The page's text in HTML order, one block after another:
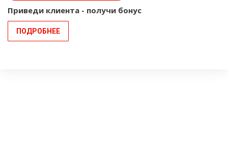
Приведи клиента - получи бонус
ПОДРОБНЕЕ